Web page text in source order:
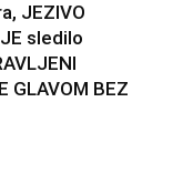
JEZIVO
sledilo
GLAVOM BEZ